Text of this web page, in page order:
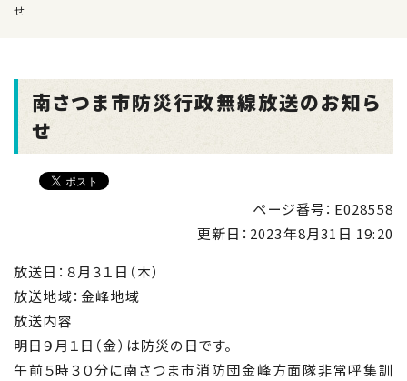
せ
南さつま市防災行政無線放送のお知ら
せ
ページ番号：E028558
更新日： 2023年8月31日 19:20
放送日：８月３１日（木）
放送地域：金峰地域
放送内容
明日９月１日（金）は防災の日です。
午前５時３０分に南さつま市消防団金峰方面隊非常呼集訓